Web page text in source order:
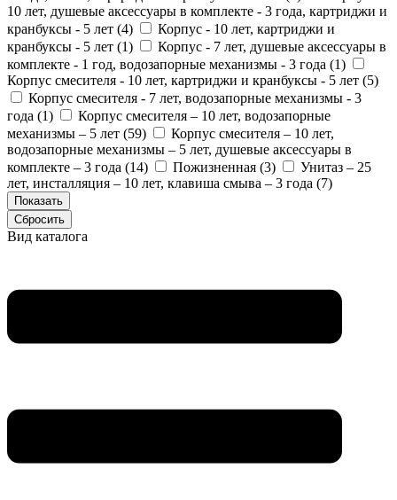
10 лет, душевые аксессуары в комплекте - 3 года, картриджи и
кранбуксы - 5 лет (4)
Корпус - 10 лет, картриджи и
кранбуксы - 5 лет (1)
Корпус - 7 лет, душевые аксессуары в
комплекте - 1 год, водозапорные механизмы - 3 года (1)
Корпус смесителя - 10 лет, картриджи и кранбуксы - 5 лет (5)
Корпус смесителя - 7 лет, водозапорные механизмы - 3
года (1)
Корпус смесителя – 10 лет, водозапорные
механизмы – 5 лет (59)
Корпус смесителя – 10 лет,
водозапорные механизмы – 5 лет, душевые аксессуары в
комплекте – 3 года (14) Пожизненная (3)
Унитаз – 25
лет, инсталляция – 10 лет, клавиша смыва – 3 года (7)
Вид каталога